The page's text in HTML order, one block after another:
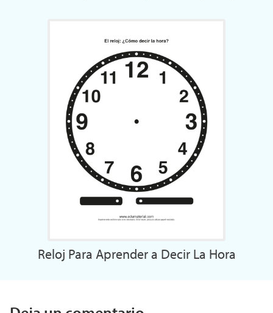
Reloj Para Aprender a Decir La Hora